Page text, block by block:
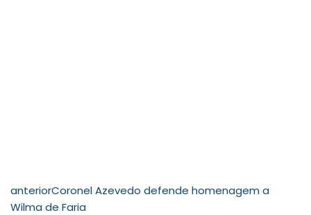
anteriorCoronel Azevedo defende homenagem a
Wilma de Faria